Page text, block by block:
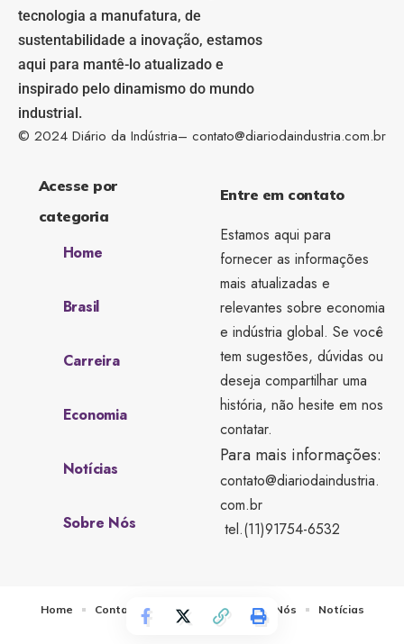
tecnologia a manufatura, de
sustentabilidade a inovação, estamos
aqui para mantê-lo atualizado e
inspirado pelo dinamismo do mundo
industrial.
© 2024 Diário da Indústria– contato@diariodaindustria.com.br
Acesse por
categoria
Home
Brasil
Carreira
Economia
Notícias
Sobre Nós
Entre em contato
Estamos aqui para
fornecer as informações
mais atualizadas e
relevantes sobre economia
e indústria global. Se você
tem sugestões, dúvidas ou
deseja compartilhar uma
história, não hesite em nos
contatar.
Para mais informações:
contato@diariodaindustria.
com.br
tel.(11)91754-6532
Home Contato Quem Faz Sobre Nós Notícias